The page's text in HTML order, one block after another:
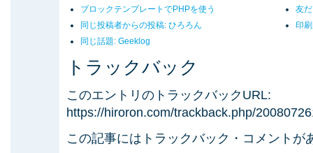
ブロックテンプレートでPHPを使う
同じ投稿者からの投稿: ひろろん
同じ話題: Geeklog
友
印
トラックバック
このエントリのトラックバックURL:
https://hiroron.com/trackback.php/
この記事にはトラックバック・コメントが